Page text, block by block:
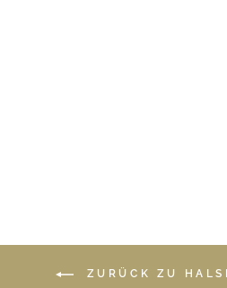
ZURÜCK ZU